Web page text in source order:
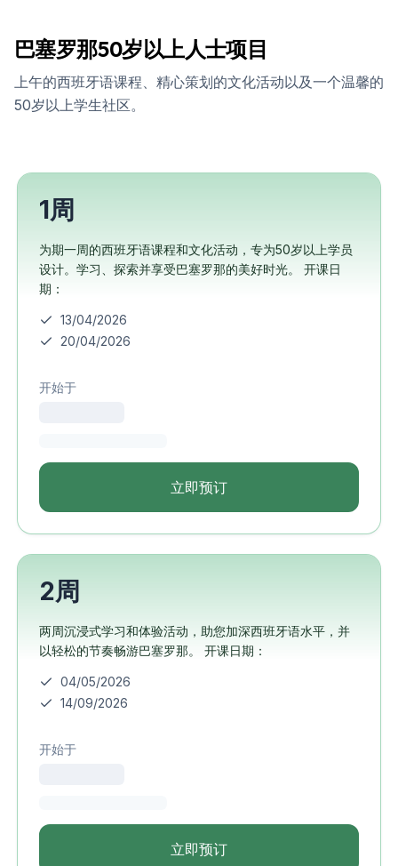
巴塞罗那50岁以上人士项目
上午的西班牙语课程、精心策划的文化活动以及一个温馨的
50岁以上学生社区。
1周
为期一周的西班牙语课程和文化活动，专为50岁以上学员
设计。学习、探索并享受巴塞罗那的美好时光。 开课日
期：
13/04/2026
20/04/2026
开始于
立即预订
2周
两周沉浸式学习和体验活动，助您加深西班牙语水平，并
以轻松的节奏畅游巴塞罗那。 开课日期：
04/05/2026
14/09/2026
开始于
立即预订